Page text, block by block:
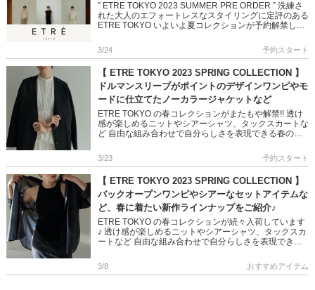
” ETRE TOKYO 2023 SUMMER PRE ORDER ” 洗練さ
れた大人のエフォートレスなスタイリングに定評のある
ETRE TOKYO いよいよ夏コレクションが予約解禁しま
3/24 予約スタート
【 ETRE TOKYO 2023 SPRING COLLECTION 】
ドルマンスリーブがポイントのデザインワンピやモ
ードに仕立てたノーカラージャケットなど
ETRE TOKYO の春コレクションがまたもや解禁!! 透け
感が楽しめるニットやシアーシャツ、タックスカートな
ど 自由な組み合わせで自分らしさを表現できる春の新
れ感漂う […]
3/23 予約スタート
【 ETRE TOKYO 2023 SPRING COLLECTION 】
バックオープンワンピやシアーなセットアイテムな
ど、春に着たい新作ラインナップをご紹介♪
ETRE TOKYO の春コレクションが続々入荷しています
♪ 透け感が楽しめるニットやシアーシャツ、タックスカ
ートなど 自由な組み合わせで自分らしさを表現できる
るこなれ感 […]
3/8 おすすめアイテム